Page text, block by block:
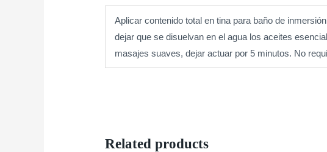
Aplicar contenido total en tina para baño de
dejar que se disuelvan en el agua los aceites
masajes suaves, dejar actuar por 5 minutos. No
Related products